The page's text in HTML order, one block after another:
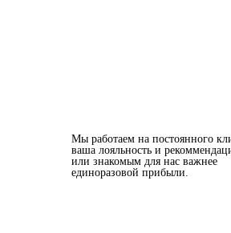
Мы работаем на постоянного
ваша лояльность и
или знакомым для нас важнее
единоразовой прибыли.